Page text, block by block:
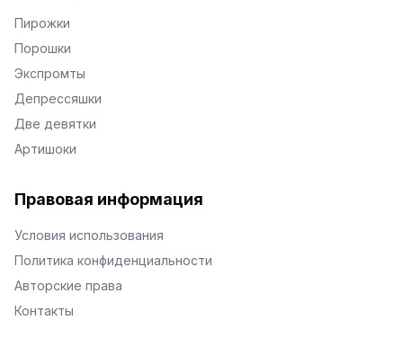
Пирожки
Порошки
Экспромты
Депрессяшки
Две девятки
Артишоки
Правовая информация
Условия использования
Политика конфиденциальности
Авторские права
Контакты